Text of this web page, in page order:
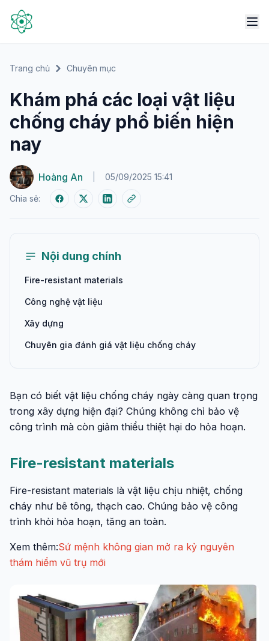
Trang chủ Chuyên mục
Khám phá các loại vật liệu
chống cháy phổ biến hiện
nay
Hoàng An 05/09/2025 15:41
Chia sẻ:
Nội dung chính
Fire-resistant materials
Công nghệ vật liệu
Xây dựng
Chuyên gia đánh giá vật liệu chống cháy
Bạn có biết vật liệu chống cháy ngày càng quan trọng
trong xây dựng hiện đại? Chúng không chỉ bảo vệ
công trình mà còn giảm thiểu thiệt hại do hỏa hoạn.
Fire-resistant materials
Fire-resistant materials là vật liệu chịu nhiệt, chống
cháy như bê tông, thạch cao. Chúng bảo vệ công
trình khỏi hỏa hoạn, tăng an toàn.
Xem thêm:Sứ mệnh không gian mở ra kỷ nguyên
thám hiểm vũ trụ mới